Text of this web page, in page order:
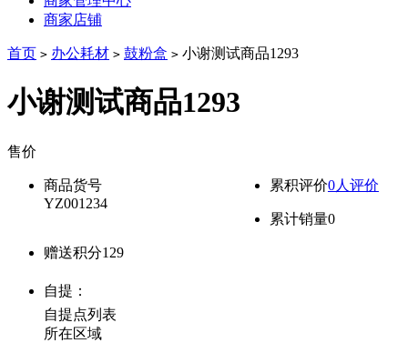
商家店铺
首页 > 办公耗材 > 鼓粉盒 > 小谢测试商品1293
小谢测试商品1293
售价
商品货号
YZ001234
累积评价0人评价
累计销量0
赠送积分129
自提：
自提点列表
所在区域